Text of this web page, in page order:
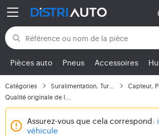
Retour aux catégories
Pièces auto Pneus Accessoires
Catégories
Qualité originale de l...
Assurez-vous que cela correspond:
véhicule